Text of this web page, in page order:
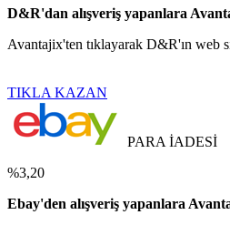
D&R'dan alışveriş yapanlara
Avantajix'ten tıklayarak D&R'ın web
TIKLA KAZAN
PARA İADESİ
%3,20
Ebay'den alışveriş yapanlara